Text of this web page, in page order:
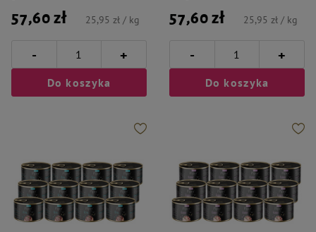
57,60 zł 25,95 zł / kg
- +
Do koszyka
57,60 zł 25,95 zł / kg
- +
Do koszyka